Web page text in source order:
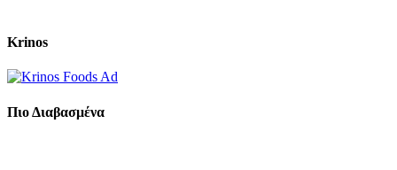
Krinos
Πιο Διαβασμένα